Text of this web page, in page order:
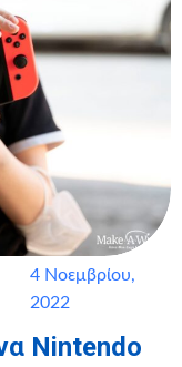
4 Νοεμβρίου,
2022
Nintendo